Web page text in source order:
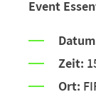
Event
Zeit:
Ort: